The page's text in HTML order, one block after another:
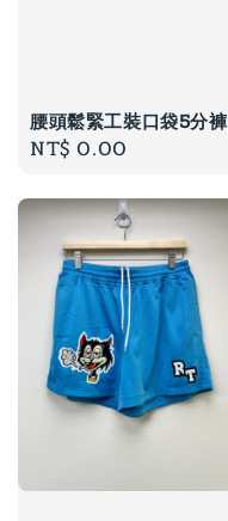
腰頭鬆緊工裝口袋5分褲
Regular
NT$ 0.00